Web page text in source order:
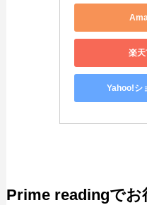
楽
Yahoo!シ
Prime readingでお